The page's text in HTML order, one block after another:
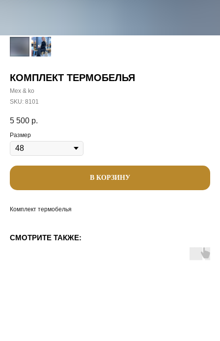
КОМПЛЕКТ ТЕРМОБЕЛЬЯ
Mex & ko
SKU: 8101
5 500 р.
Размер
В КОРЗИНУ
Комплект термобелья
СМОТРИТЕ ТАКЖЕ: